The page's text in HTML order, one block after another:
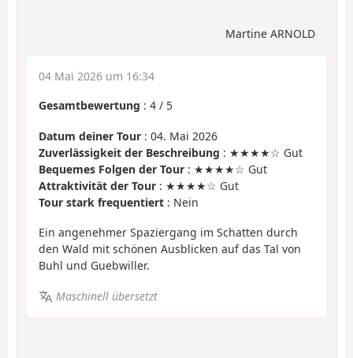
Martine ARNOLD
04 Mai 2026 um 16:34
Gesamtbewertung : 4 / 5
Datum deiner Tour : 04. Mai 2026
Zuverlässigkeit der Beschreibung : ★★★★☆ Gut
Bequemes Folgen der Tour : ★★★★☆ Gut
Attraktivität der Tour : ★★★★☆ Gut
Tour stark frequentiert : Nein
Ein angenehmer Spaziergang im Schatten durch
den Wald mit schönen Ausblicken auf das Tal von
Buhl und Guebwiller.
Maschinell übersetzt